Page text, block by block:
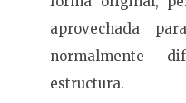
aprovechada
normalmente
estructura.